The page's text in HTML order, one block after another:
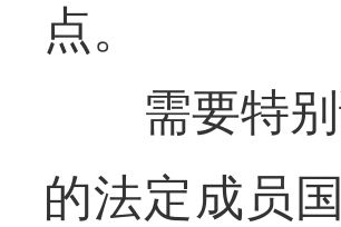
点。
需要特别
的法定成员